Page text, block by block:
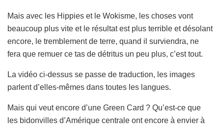
Mais avec les Hippies et le Wokisme, les choses vont
beaucoup plus vite et le résultat est plus terrible et désolant
encore, le tremblement de terre, quand il surviendra, ne
fera que remuer ce tas de détritus un peu plus, c’est tout.
La vidéo ci-dessus se passe de traduction, les images
parlent d’elles-mêmes dans toutes les langues.
Mais qui veut encore d’une Green Card ? Qu’est-ce que
les bidonvilles d’Amérique centrale ont encore à envier à